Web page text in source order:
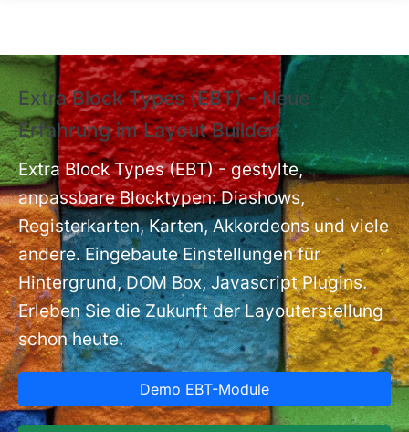
Extra Block Types (EBT) - Neue
Erfahrung im Layout Builder❗
Extra Block Types (EBT) - gestylte,
anpassbare Blocktypen: Diashows,
Registerkarten, Karten, Akkordeons und viele
andere. Eingebaute Einstellungen für
Hintergrund, DOM Box, Javascript Plugins.
Erleben Sie die Zukunft der Layouterstellung
schon heute.
Demo EBT-Module